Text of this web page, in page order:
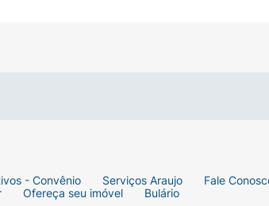
mão com detergente neutro e esponja
- Convênio Serviços Araujo
Fale
Ofereça seu imóvel Bulário